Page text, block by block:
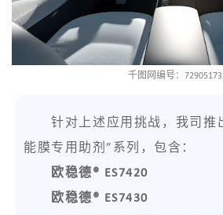
千图网编号：72905173
针对上述应用挑战，我司推
能膜专用助剂”系列，包含：
欧稳德® ES7420
欧稳德® ES7430